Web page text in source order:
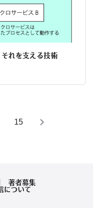
れを支える技術
15
著者募集
について